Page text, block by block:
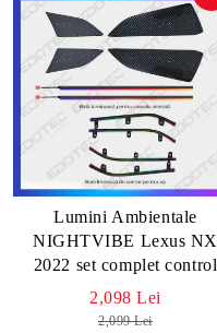
Lumini Ambientale
NIGHTVIBE Lexus NX
2022 set complet control
telefon sau sistem original
2,098 Lei
2,099 Lei